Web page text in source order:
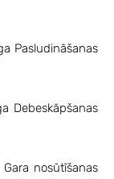
nosūtīšanas